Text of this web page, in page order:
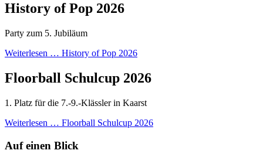
History of Pop 2026
Party zum 5. Jubiläum
Weiterlesen … History of Pop 2026
Floorball Schulcup 2026
1. Platz für die 7.-9.-Klässler in Kaarst
Weiterlesen … Floorball Schulcup 2026
Auf einen Blick